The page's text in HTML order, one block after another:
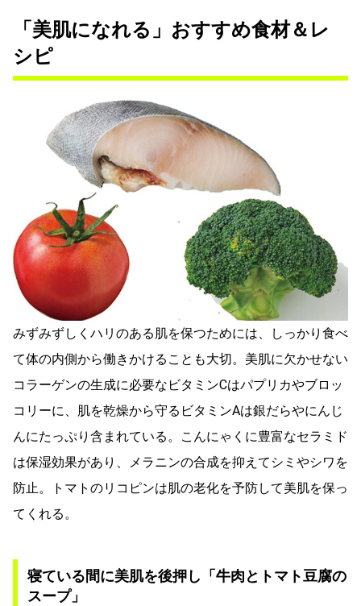
「美肌になれる」おすすめ食材＆レ
シピ
みずみずしくハリのある肌を保つためには、しっかり食べ
て体の内側から働きかけることも大切。美肌に欠かせない
コラーゲンの生成に必要なビタミンCはパプリカやブロッ
コリーに、肌を乾燥から守るビタミンAは銀だらやにんじ
んにたっぷり含まれている。こんにゃくに豊富なセラミド
は保湿効果があり、メラニンの合成を抑えてシミやシワを
防止。トマトのリコピンは肌の老化を予防して美肌を保っ
てくれる。
寝ている間に美肌を後押し「牛肉とトマト豆腐の
スープ」